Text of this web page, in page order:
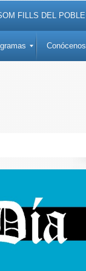
FILLS DEL POBLE
Conócenos